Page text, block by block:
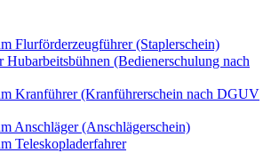
Flurförderzeugführer (Staplerschein)
(Bedienerschulung nach
Kranführer (Kranführerschein nach DGUV
Anschläger (Anschlägerschein)
Teleskopladerfahrer